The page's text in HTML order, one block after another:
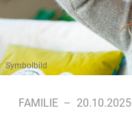
Symbolbild
FAMILIE – 20.10.2025